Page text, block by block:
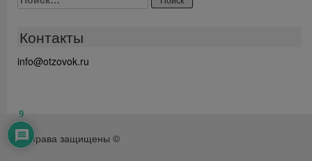
Контакты
info@otzovok.ru
Все права защищены ©
9